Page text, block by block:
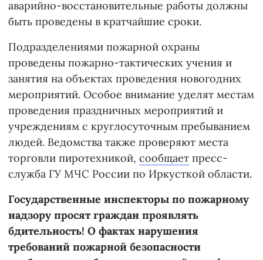
аварийно-восстановительные работы должны
быть проведены в кратчайшие сроки.
Подразделениями пожарной охраны
проведены пожарно-тактических учения и
занятия на объектах проведения новогодних
мероприятий. Особое внимание уделят местам
проведения праздничных мероприятий и
учреждениям с круглосуточным пребыванием
людей. Ведомства также проверяют места
торговли пиротехникой, сообщает пресс-
служба ГУ МЧС России по Иркусткой области.
Государственные инспекторы по пожарному
надзору просят граждан проявлять
бдительность! О фактах нарушения
требований пожарной безопасности